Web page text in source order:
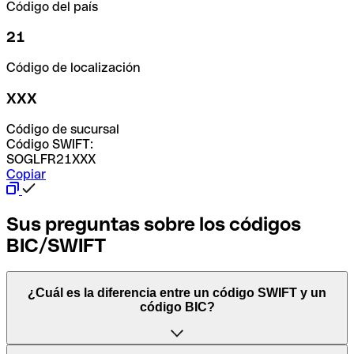
Código del país
21
Código de localización
XXX
Código de sucursal
Código SWIFT:
SOGLFR21XXX
Copiar
Sus preguntas sobre los códigos
BIC/SWIFT
¿Cuál es la diferencia entre un código SWIFT y un
código BIC?